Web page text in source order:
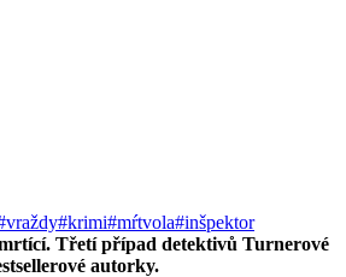
#krimi#mŕtvola#inšpektor
Třetí případ detektivů Turnerové
autorky.